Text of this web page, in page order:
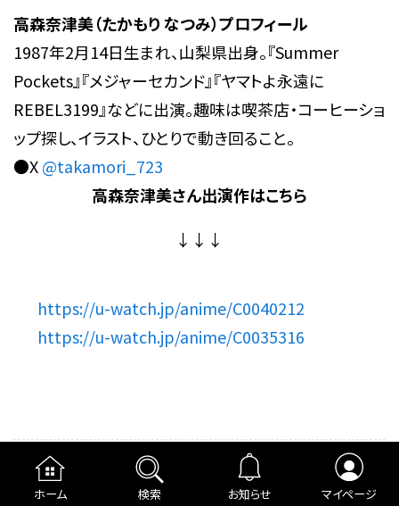
ホーム 検索 お知らせ マイページ
高森奈津美（たかもり なつみ）プロフィール
1987年2月14日生まれ、山梨県出身。『Summer
Pockets』『メジャーセカンド』『ヤマトよ永遠に
REBEL3199』などに出演。趣味は喫茶店・コーヒーショ
ップ探し、イラスト、ひとりで動き回ること。
●X@takamori_723
高森奈津美さん出演作はこちら
↓↓↓
https://u-watch.jp/anime/C0040212
https://u-watch.jp/anime/C0035316
ニュース 芸能人インタビュー